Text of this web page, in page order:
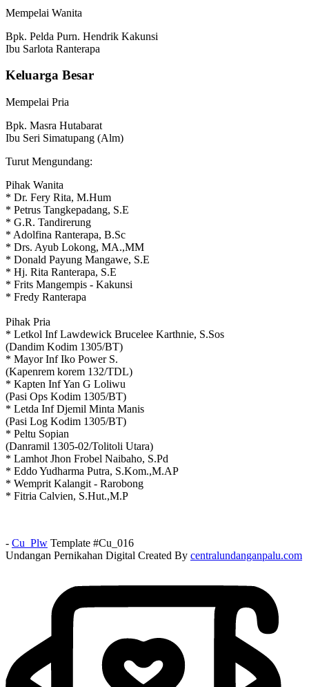
Mempelai Wanita
Bpk. Pelda Purn. Hendrik Kakunsi
Ibu Sarlota Ranterapa
Keluarga Besar
Mempelai Pria
Bpk. Masra Hutabarat
Ibu Seri Simatupang (Alm)
Turut Mengundang:
Pihak Wanita
* Dr. Fery Rita, M.Hum
* Petrus Tangkepadang, S.E
* G.R. Tandirerung
* Adolfina Ranterapa, B.Sc
* Drs. Ayub Lokong, MA.,MM
* Donald Payung Mangawe, S.E
* Hj. Rita Ranterapa, S.E
* Frits Mangempis - Kakunsi
* Fredy Ranterapa
Pihak Pria
* Letkol Inf Lawdewick Brucelee Karthnie, S.Sos
(Dandim Kodim 1305/BT)
* Mayor Inf Iko Power S.
(Kapenrem korem 132/TDL)
* Kapten Inf Yan G Loliwu
(Pasi Ops Kodim 1305/BT)
* Letda Inf Djemil Minta Manis
(Pasi Log Kodim 1305/BT)
* Peltu Sopian
(Danramil 1305-02/Tolitoli Utara)
* Lamhot Jhon Frobel Naibaho, S.Pd
* Eddo Yudharma Putra, S.Kom.,M.AP
* Wemprit Kalangit - Rarobong
* Fitria Calvien, S.Hut.,M.P
- Cu_Plw Template #Cu_016
Undangan Pernikahan Digital Created By centralundanganpalu.com